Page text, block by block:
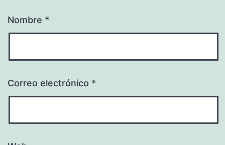
Nombre *
Correo electrónico *